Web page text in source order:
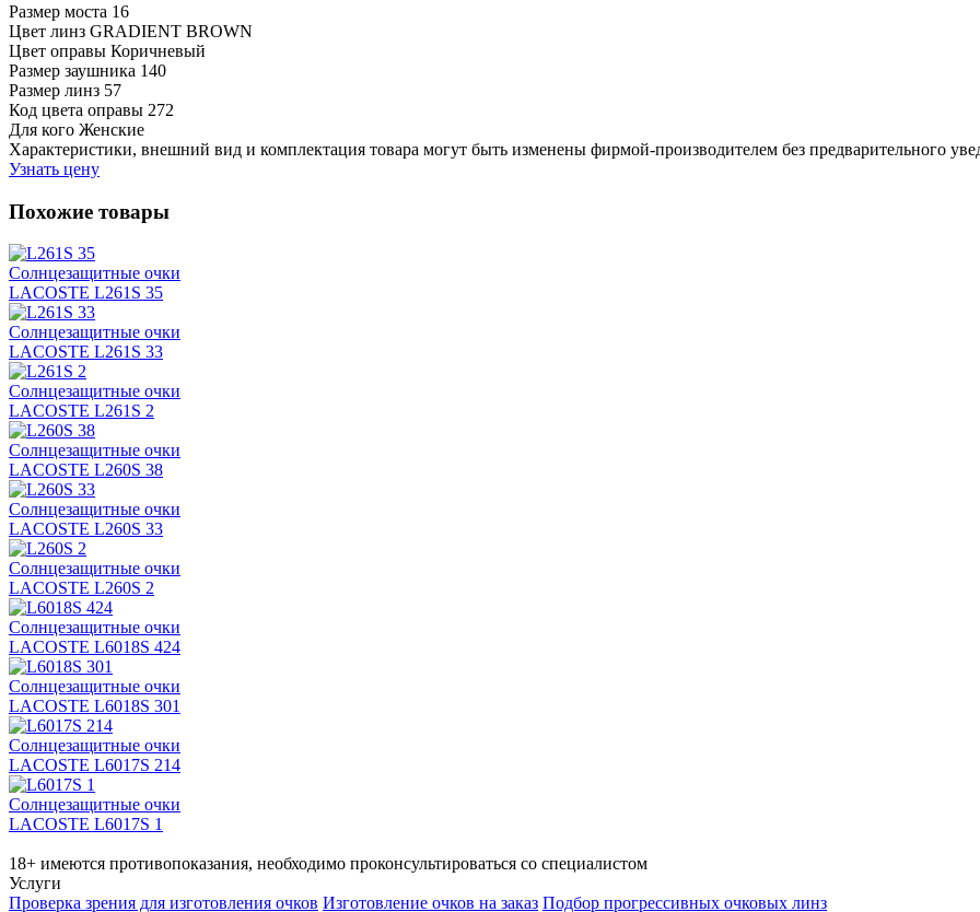
Размер моста 16
Цвет линз GRADIENT BROWN
Цвет оправы Коричневый
Размер заушника 140
Размер линз 57
Код цвета оправы 272
Для кого Женские
Характеристики, внешний вид и комплектация товара могут быть изменены фирмой-производителем без предварительного
Узнать цену
Похожие товары
Солнцезащитные очки
LACOSTE L261S 35
Солнцезащитные очки
LACOSTE L261S 33
Солнцезащитные очки
LACOSTE L261S 2
Солнцезащитные очки
LACOSTE L260S 38
Солнцезащитные очки
LACOSTE L260S 33
Солнцезащитные очки
LACOSTE L260S 2
Солнцезащитные очки
LACOSTE L6018S 424
Солнцезащитные очки
LACOSTE L6018S 301
Солнцезащитные очки
LACOSTE L6017S 214
Солнцезащитные очки
LACOSTE L6017S 1
18+ имеются противопоказания, необходимо проконсультироваться со специалистом
Услуги
Проверка зрения для изготовления очков Изготовление очков на заказ Подбор прогрессивных очковых линз